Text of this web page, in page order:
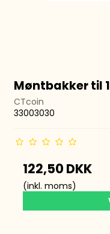
Møntbakker til
CTcoin
33003030
122,50 DKK
(inkl. moms)